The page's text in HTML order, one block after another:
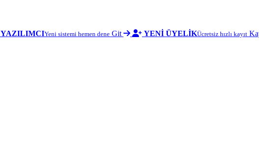
YAZILIMCIYeni sistemi hemen dene Git YENİ ÜYELİKÜcretsiz hızlı kayıt